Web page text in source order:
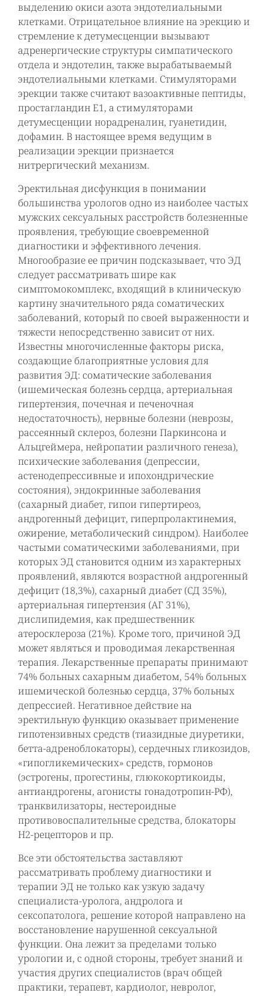
выделению окиси азота эндотелиальными
клетками. Отрицательное влияние на эрекцию и
стремление к детумесценции вызывают
адренергические структуры симпатического
отдела и эндотелин, также вырабатываемый
эндотелиальными клетками. Стимуляторами
эрекции также считают вазоактивные пептиды,
простагландин Е1, а стимуляторами
детумесценции норадреналин, гуанетидин,
дофамин. В настоящее время ведущим в
реализации эрекции признается
нитрергический механизм.
Эректильная дисфункция в понимании
большинства урологов одно из наиболее частых
мужских сексуальных расстройств болезненные
проявления, требующие своевременной
диагностики и эффективного лечения.
Многообразие ее причин подсказывает, что ЭД
следует рассматривать шире как
симптомокомплекс, входящий в клиническую
картину значительного ряда соматических
заболеваний, который по своей выраженности и
тяжести непосредственно зависит от них.
Известны многочисленные факторы риска,
создающие благоприятные условия для
развития ЭД: соматические заболевания
(ишемическая болезнь сердца, артериальная
гипертензия, почечная и печеночная
недостаточность), нервные болезни (неврозы,
рассеянный склероз, болезни Паркинсона и
Альцгеймера, нейропатии различного генеза),
психические заболевания (депрессии,
астенодепрессивные и ипохондрические
состояния), эндокринные заболевания
(сахарный диабет, гипои гипертиреоз,
андрогенный дефицит, гиперпролактинемия,
ожирение, метаболический синдром). Наиболее
частыми соматическими заболеваниями, при
которых ЭД становится одним из характерных
проявлений, являются возрастной андрогенный
дефицит (18,3%), сахарный диабет (СД 35%),
артериальная гипертензия (АГ 31%),
дислипидемия, как предшественник
атеросклероза (21%). Кроме того, причиной ЭД
может являться и проводимая лекарственная
терапия. Лекарственные препараты принимают
74% больных сахарным диабетом, 54% больных
ишемической болезнью сердца, 37% больных
депрессией. Негативное действие на
эректильную функцию оказывает применение
гипотензивных средств (тиазидные диуретики,
бетта-адреноблокаторы), сердечных гликозидов,
«гипогликемических» средств, гормонов
(эстрогены, прогестины, глюкокортикоиды,
антиандрогены, агонисты гонадотропин-РФ),
транквилизаторы, нестероидные
противовоспалительные средства, блокаторы
Н2-рецепторов и пр.
Все эти обстоятельства заставляют
рассматривать проблему диагностики и
терапии ЭД не только как узкую задачу
специалиста-уролога, андролога и
сексопатолога, решение которой направлено на
восстановление нарушенной сексуальной
функции. Она лежит за пределами только
урологии и, с одной стороны, требует знаний и
участия других специалистов (врач общей
практики, терапевт, кардиолог, невролог,